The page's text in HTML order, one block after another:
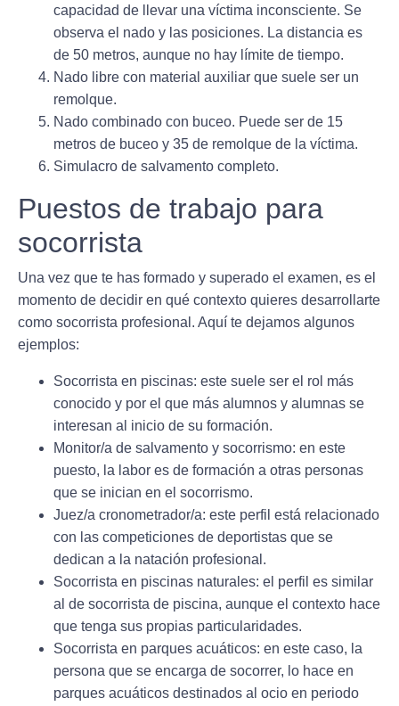
capacidad de llevar una víctima inconsciente. Se
observa el nado y las posiciones. La distancia es
de 50 metros, aunque no hay límite de tiempo.
Nado libre con material auxiliar que suele ser un
remolque.
Nado combinado con buceo. Puede ser de 15
metros de buceo y 35 de remolque de la víctima.
Simulacro de salvamento completo.
Puestos de trabajo para
socorrista
Una vez que te has formado y superado el examen, es el
momento de decidir en qué contexto quieres desarrollarte
como socorrista profesional. Aquí te dejamos algunos
ejemplos:
Socorrista en piscinas: este suele ser el rol más
conocido y por el que más alumnos y alumnas se
interesan al inicio de su formación.
Monitor/a de salvamento y socorrismo: en este
puesto, la labor es de formación a otras personas
que se inician en el socorrismo.
Juez/a cronometrador/a: este perfil está relacionado
con las competiciones de deportistas que se
dedican a la natación profesional.
Socorrista en piscinas naturales: el perfil es similar
al de socorrista de piscina, aunque el contexto hace
que tenga sus propias particularidades.
Socorrista en parques acuáticos: en este caso, la
persona que se encarga de socorrer, lo hace en
parques acuáticos destinados al ocio en periodo